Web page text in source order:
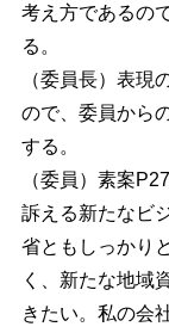
考え方であるの
る。
（委員長）表現
ので、委員から
する。
（委員）素案
訴える新たなビ
省ともしっかり
く、新たな地域
きたい。私の会